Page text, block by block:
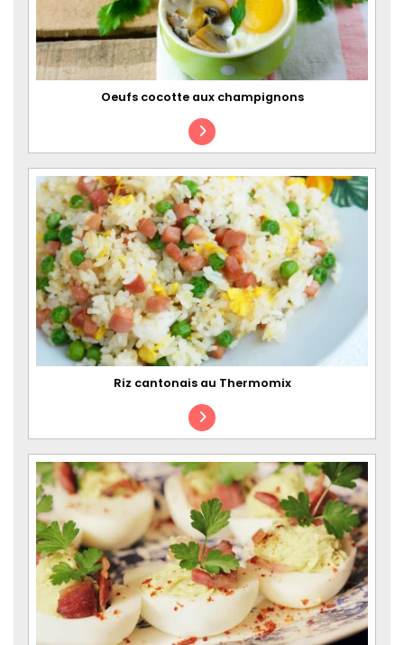
Oeufs cocotte aux champignons
Riz cantonais au Thermomix